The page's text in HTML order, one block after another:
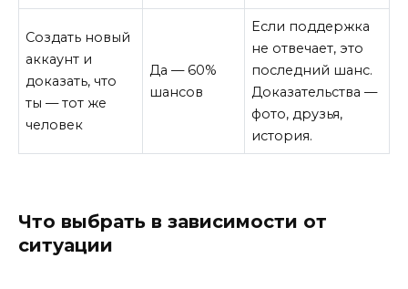
Создать новый
аккаунт и
доказать, что
ты — тот же
человек
Да — 60%
шансов
Если поддержка
не отвечает, это
последний шанс.
Доказательства —
фото, друзья,
история.
Что выбрать в зависимости от
ситуации